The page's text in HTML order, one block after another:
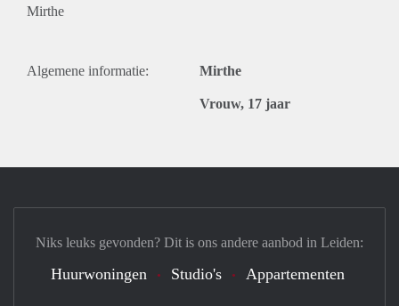
Mirthe
Algemene informatie: Mirthe
Vrouw, 17 jaar
Niks leuks gevonden? Dit is ons andere aanbod in Leiden:
Huurwoningen Studio's Appartementen